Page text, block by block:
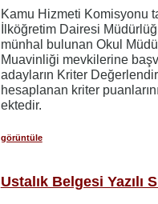
Kamu Hizmeti Komisyonu
İlköğretim Dairesi
münhal bulunan Okul
Muavinliği mevkilerine
adayların Kriter
hesaplanan kriter
ektedir.
görüntüle
Ustalık Belgesi Yazılı